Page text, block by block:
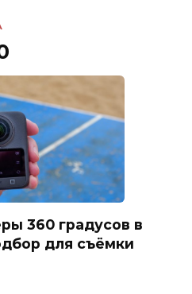
360 градусов в
для съёмки